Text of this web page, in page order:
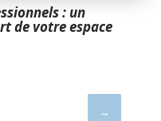
: un
de votre espace